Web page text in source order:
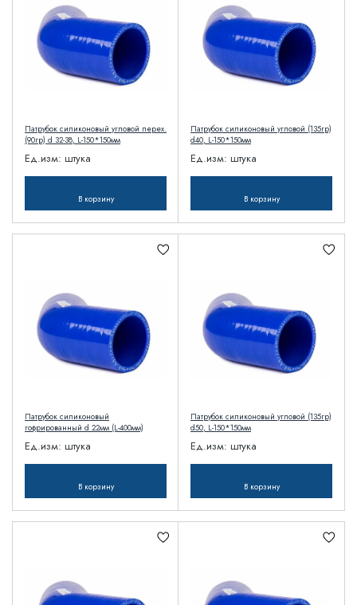
Патрубок силиконовый угловой перех.
(90гр) d 32-38, L-150*150мм
Ед.изм: штука
В корзину
Патрубок силиконовый угловой (135гр)
d40, L-150*150мм
Ед.изм: штука
В корзину
Патрубок силиконовый
гофрированный d 22мм (L-400мм)
Ед.изм: штука
В корзину
Патрубок силиконовый угловой (135гр)
d50, L-150*150мм
Ед.изм: штука
В корзину